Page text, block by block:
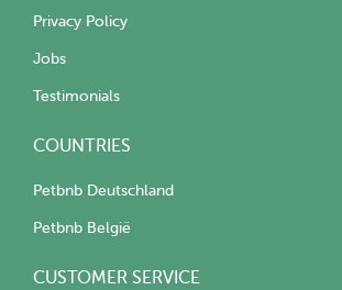
Privacy Policy
Jobs
Testimonials
COUNTRIES
Petbnb Deutschland
Petbnb België
CUSTOMER SERVICE